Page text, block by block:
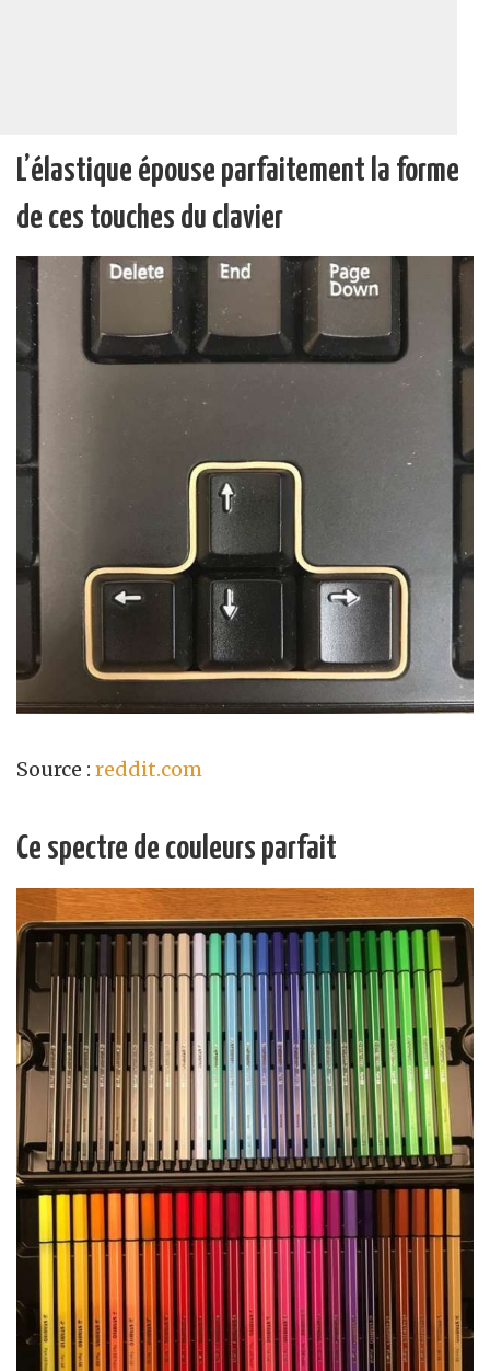
L’élastique épouse parfaitement la forme
de ces touches du clavier
Source : reddit.com
Ce spectre de couleurs parfait